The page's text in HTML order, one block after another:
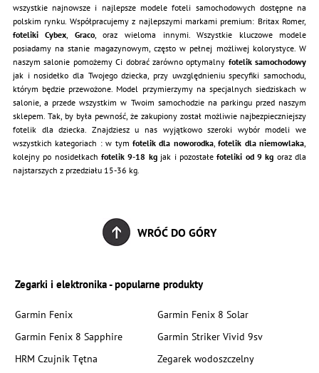
wszystkie najnowsze i najlepsze modele foteli samochodowych dostępne na
polskim rynku. Współpracujemy z najlepszymi markami premium: Britax Romer,
foteliki Cybex
Graco, oraz wieloma innymi. Wszystkie kluczowe modele
posiadamy na stanie magazynowym, często w pełnej możliwej kolorystyce. W
naszym salonie pomożemy Ci dobrać zarówno optymalny fotelik samochodowy
jak i nosidełko dla Twojego dziecka, przy uwzględnieniu specyfiki samochodu,
którym będzie przewożone. Model przymierzymy na specjalnych siedziskach w
salonie, a przede wszystkim w Twoim samochodzie na parkingu przed naszym
sklepem. Tak, by była pewność, że zakupiony został możliwie najbezpieczniejszy
fotelik dla dziecka. Znajdziesz u nas wyjątkowo szeroki wybór modeli we
wszystkich kategoriach : w tym fotelik dla noworodka,fotelik dla niemowlaka
kolejny po nosidełkachfotelik 9-18 kgjak i pozostałefoteliki od 9 kg oraz dla
najstarszych z przedziału 15-36 kg.
WRÓĆ DO GÓRY
Zegarki i elektronika - popularne produkty
Garmin Fenix
Garmin Fenix 8 Solar
Garmin Fenix 8 Sapphire
Garmin Striker Vivid 9sv
HRM Czujnik Tętna
Zegarek wodoszczelny